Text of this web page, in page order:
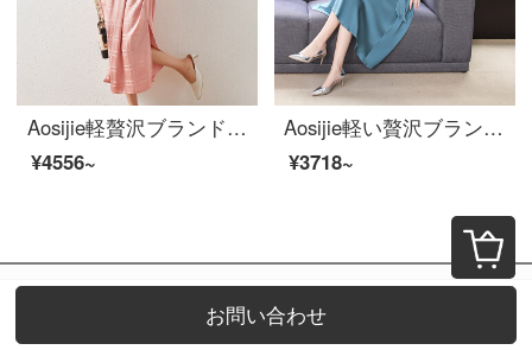
Aosijie軽贅沢ブランドの婦人服のチェックのシルクのワンピース女性2020春夏新型フランス式復古銅アンモニアの膝越しのスカートの雰囲気Vネックが細いロングスカートのピンクを見せます。
¥4556~
Aosijie軽い贅沢ブランドの婦人服のシルクのワンピース女性2020夏新作はウエストが細く見える中、長いサイズのゆったりしたチェーンの大きいサイズのA字のスカートBNRJR 7888蘭色Mを収めます。
¥3718~
お問い合わせ